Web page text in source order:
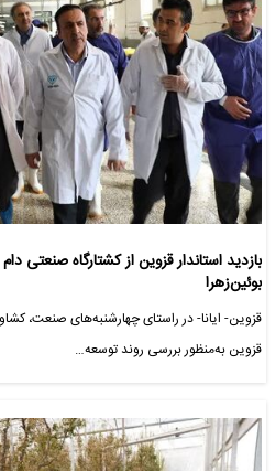
بازدید استاندار قزوین از کشتارگاه صنعتی
بوئین‌زهرا
قزوین- ایانا- در راستای چهارشنبه‌های صنعت،
قزوین به‌منظور بررسی روند توسعه…